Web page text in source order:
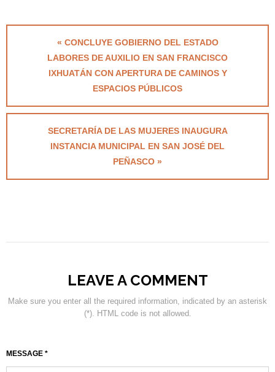
« CONCLUYE GOBIERNO DEL ESTADO
LABORES DE AUXILIO EN SAN FRANCISCO
IXHUATÁN CON APERTURA DE CAMINOS Y
ESPACIOS PÚBLICOS
SECRETARÍA DE LAS MUJERES INAUGURA
INSTANCIA MUNICIPAL EN SAN JOSÉ DEL
PEÑASCO »
LEAVE A COMMENT
Make sure you enter all the required information, indicated by an asterisk
(*). HTML code is not allowed.
MESSAGE *